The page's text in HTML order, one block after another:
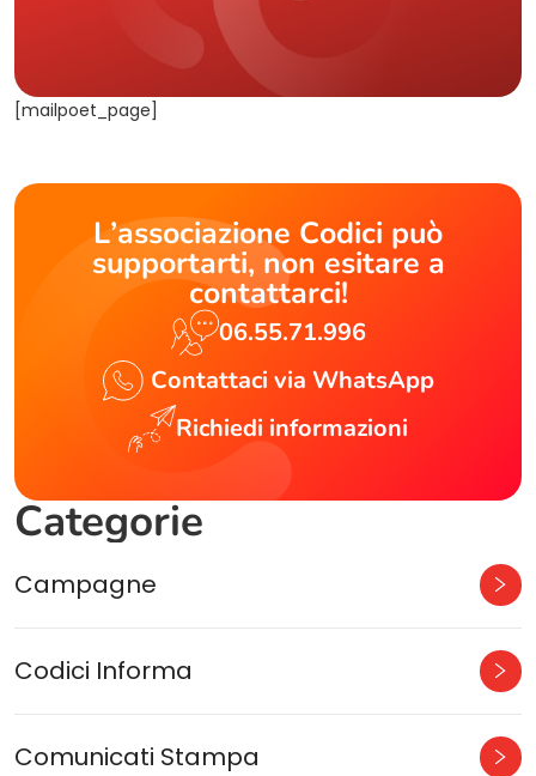
[mailpoet_page]
L’associazione Codici può
supportarti, non esitare a
contattarci!
06.55.71.996
Contattaci via WhatsApp
Richiedi informazioni
Categorie
Campagne
Codici Informa
Comunicati Stampa